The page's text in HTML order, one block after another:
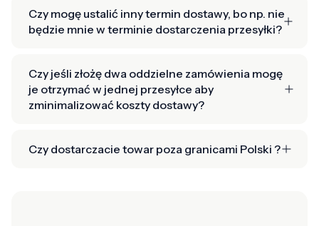
Czy mogę ustalić inny termin dostawy, bo np. nie
będzie mnie w terminie dostarczenia przesyłki?
Czy jeśli złożę dwa oddzielne zamówienia mogę
je otrzymać w jednej przesyłce aby
zminimalizować koszty dostawy?
Czy dostarczacie towar poza granicami Polski ?